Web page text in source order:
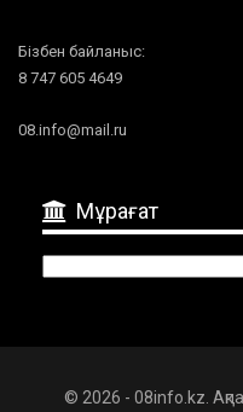
Бізбен байланыс:
8 747 605 4649
08.info@mail.ru
Мұрағат
© 2026 - 08info.kz.